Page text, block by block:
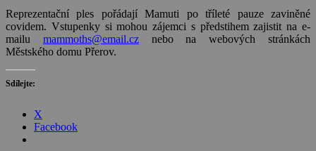
Reprezentační ples pořádají Mamuti po tříleté pauze zaviněné
covidem. Vstupenky si mohou zájemci s předstihem zajistit na e-
mailu mammoths@email.cznebo na webových stránkách
Městského domu Přerov.
Sdílejte:
X
Facebook